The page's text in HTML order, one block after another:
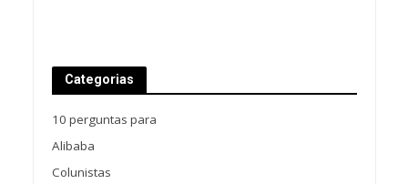
Categorias
10 perguntas para
Alibaba
Colunistas